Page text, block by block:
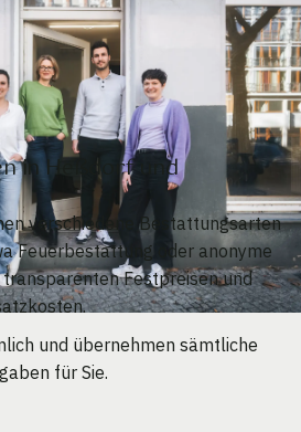
in Heßdorf und
verschiedene Bestattungsarten
Feuerbestattung oder anonyme
Festpreisen und
und übernehmen sämtliche
für Sie.